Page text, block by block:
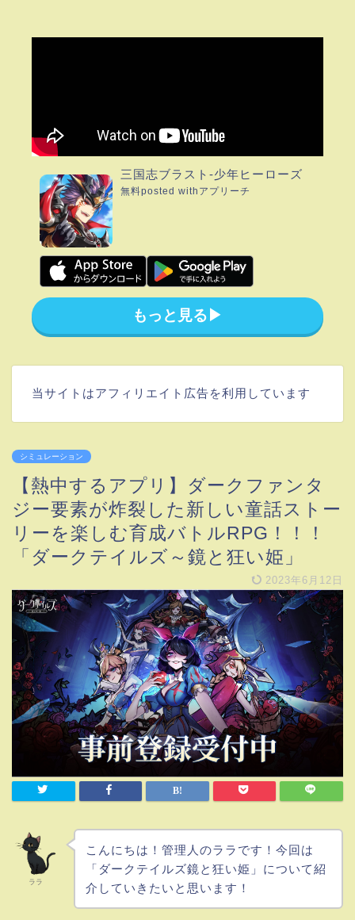
三国志ブラスト-少年ヒーローズ
無料posted with アプリーチ
もっと見る▶︎
当サイトはアフィリエイト広告を利用しています
シミュレーション
【熱中するアプリ】ダークファンタ
ジー要素が炸裂した新しい童話ストー
リーを楽しむ育成バトルRPG！！！
「ダークテイルズ～鏡と狂い姫」
2023年6月12日
ララ
こんにちは！管理人のララです！今回は
「ダークテイルズ鏡と狂い姫」について紹
介していきたいと思います！